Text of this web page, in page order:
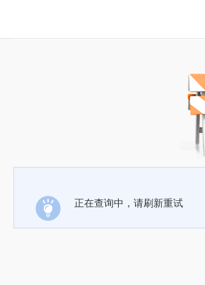
正在查询中，请刷新重试